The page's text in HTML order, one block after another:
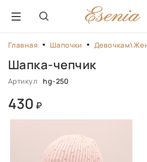
Главная Шапочки
Шапка-чепчик
Артикул hg-250
430